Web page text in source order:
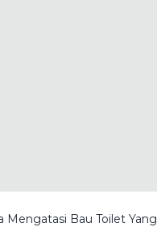
Mengatasi Bau Toilet